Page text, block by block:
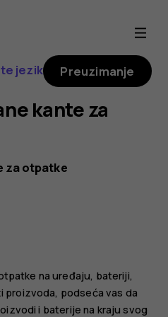
jezik Preuzimanje
kante za
za otpatke
na uređaju, bateriji,
proizvoda, podseća vas da
i baterije na kraju svog